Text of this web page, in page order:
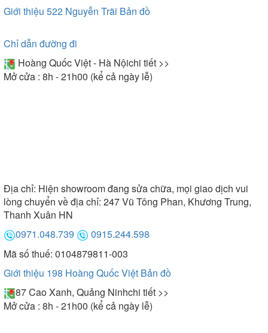
Giới thiệu 522 Nguyễn Trãi Bản đồ
Chỉ dẫn đường đi
Hoàng Quốc Việt - Hà Nộichi tiết >>
Mở cửa : 8h - 21h00 (kể cả ngày lễ)
Địa chỉ: Hiện showroom đang sửa chữa, mọi giao dịch vui
lòng chuyển về địa chỉ: 247 Vũ Tông Phan, Khương Trung,
Thanh Xuân HN
0971.048.739
0915.244.598
Mã số thuế: 0104879811-003
Giới thiệu 198 Hoàng Quốc Việt Bản đồ
87 Cao Xanh, Quảng Ninhchi tiết >>
Mở cửa : 8h - 21h00 (kể cả ngày lễ)